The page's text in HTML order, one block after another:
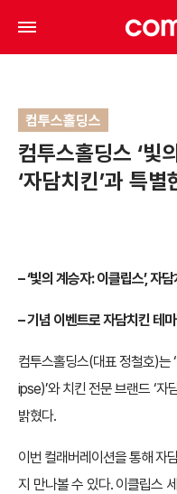
컴투스홀딩스
컴투스홀딩스 ‘빛
‘자담치킨’과 특
– ‘빛의 계승자: 이클립스’, 자
– 기념 이벤트로 자담치킨 테
컴투스홀딩스(대표 정철호)
ipse)’와 치킨 전문 브랜드 ‘자
밝혔다.
이번 컬래버레이션을 통해 자
지 만나볼 수 있다. 이클립스